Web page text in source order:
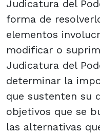
Judicatura del
forma de
elementos
modificar o
Judicatura del
determinar la
que sustenten su
objetivos que se
las alternativas